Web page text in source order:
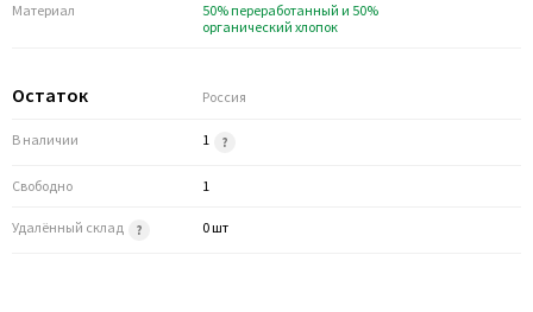
Материал
50% переработанный и 50%
органический хлопок
Остаток Россия
В наличии 1
Свободно 1
Удалённый склад 0 шт